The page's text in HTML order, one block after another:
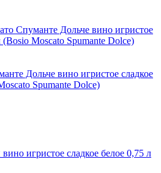
Дольче вино игристое сладкое
Spumante Dolce)